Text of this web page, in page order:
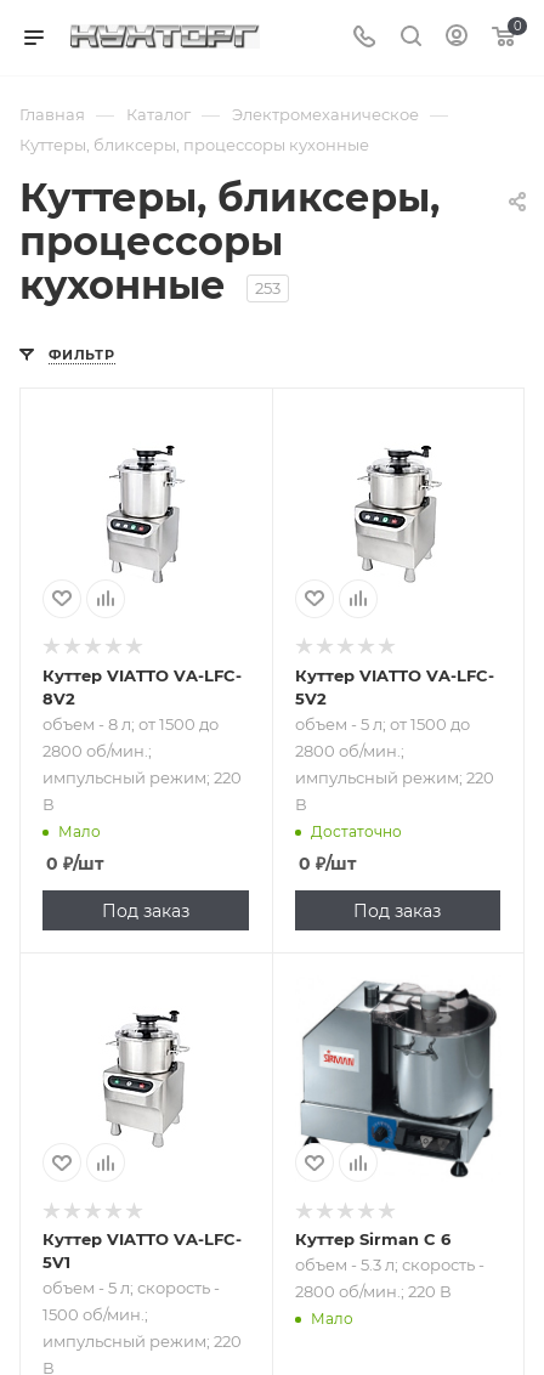
0
Главная — Каталог — Электромеханическое —
Куттеры, бликсеры, процессоры кухонные
Куттеры, бликсеры,
процессоры
кухонные
253
ФИЛЬТР
объем - 8 л; от
1500 до 2800 об/
мин.; импульсный
режим; 220 В
Куттер VIATTO VA-LFC-
8V2
объем - 8 л; от 1500 до
2800 об/мин.;
импульсный режим; 220
В
Мало
0 ₽/шт
Под заказ
объем - 5 л; от
1500 до 2800 об/
мин.; импульсный
режим; 220 В
Куттер VIATTO VA-LFC-
5V2
объем - 5 л; от 1500 до
2800 об/мин.;
импульсный режим; 220
В
Достаточно
0 ₽/шт
Под заказ
объем - 5 л;
скорость - 1500
импульсный
режим; 220 В
Куттер VIATTO VA-LFC-
5V1
объем - 5 л; скорость -
1500 об/мин.;
импульсный режим; 220
В
Подпись к товару
объем - 5.3 л;
скорость - 2800
об/мин.; 220 В
Куттер Sirman C 6
объем - 5.3 л; скорость -
2800 об/мин.; 220 В
Мало